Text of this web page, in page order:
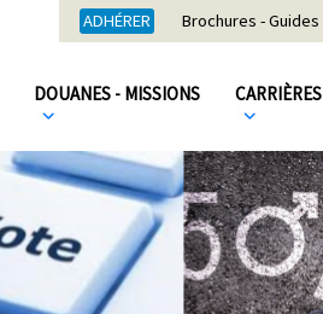
ADHÉRER Brochures - Guides
DOUANES - MISSIONS CARRIÈRES